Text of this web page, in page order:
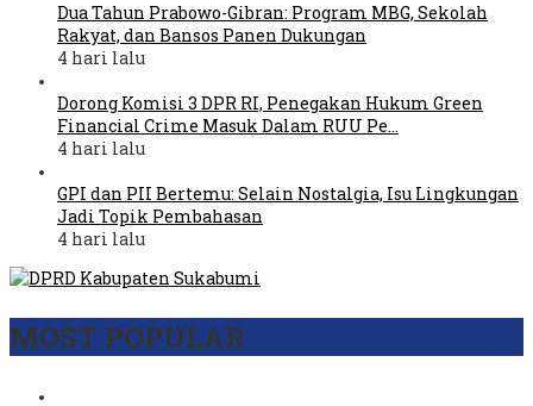
Dua Tahun Prabowo-Gibran: Program MBG, Sekolah
Rakyat, dan Bansos Panen Dukungan
4 hari lalu
Dorong Komisi 3 DPR RI, Penegakan Hukum Green
Financial Crime Masuk Dalam RUU Pe…
4 hari lalu
GPI dan PII Bertemu: Selain Nostalgia, Isu Lingkungan
Jadi Topik Pembahasan
4 hari lalu
MOST POPULAR